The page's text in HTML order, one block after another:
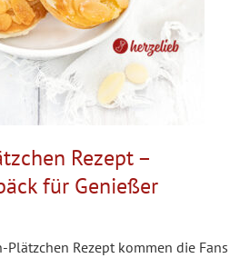
Rezept –
für Genießer
Rezept kommen die Fans